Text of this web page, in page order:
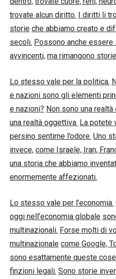
trovate alcun diritto. I diritti li
storie che abbiamo creato e
secoli. Possono anche
avvincenti, ma rimangono
Lo stesso vale per la politica.
e nazioni sono gli elementi
e nazioni? Non sono una realtà
una realtà oggettiva. La potete
persino sentirne l’odore. Uno
invece, come Israele, Iran,
una storia che abbiamo
enormemente affezionati.
Lo stesso vale per l’economia.
oggi nell’economia globale
multinazionali. Forse molti di
multinazionale come Google,
sono esattamente queste
finzioni legali. Sono storie